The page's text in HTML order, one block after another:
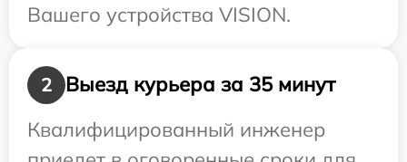
Вашего устройства VISION.
2
Выезд курьера за 35 минут
Квалифицированный инженер